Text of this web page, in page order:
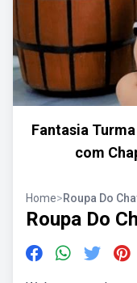
Fantasia
com
Home>Roupa Do
Roupa Do